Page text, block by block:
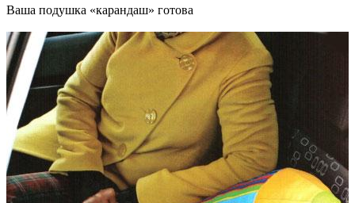
Ваша подушка «карандаш» готова